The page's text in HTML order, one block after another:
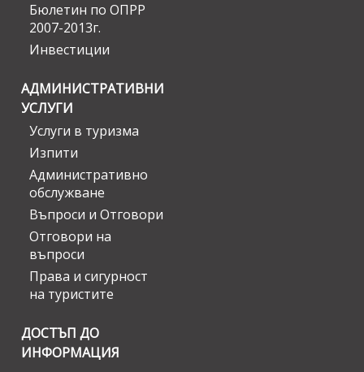
Бюлетин по ОПРР
2007-2013г.
Инвестиции
АДМИНИСТРАТИВНИ
УСЛУГИ
Услуги в туризма
Изпити
Административно
обслужване
Въпроси и Отговори
Отговори на
въпроси
Права и сигурност
на туристите
ДОСТЪП ДО
ИНФОРМАЦИЯ